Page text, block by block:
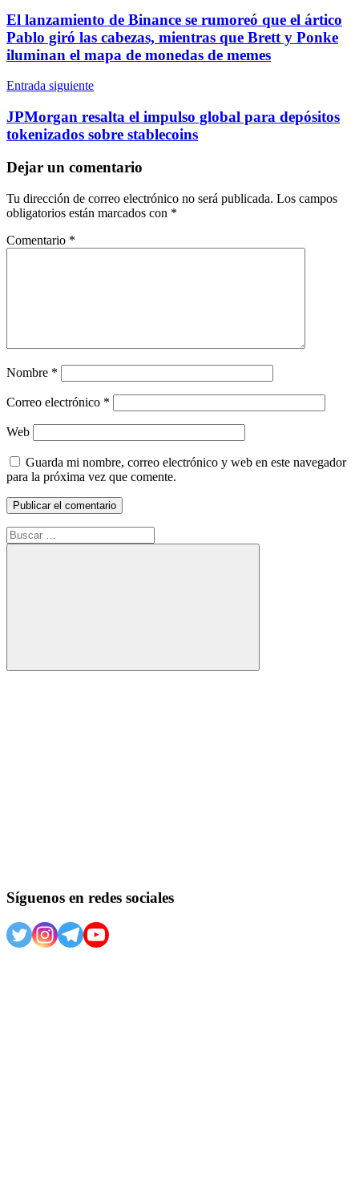
de
entradas
El lanzamiento de Binance se rumoreó que el ártico
Pablo giró las cabezas, mientras que Brett y Ponke
iluminan el mapa de monedas de memes
Entrada siguiente
JPMorgan resalta el impulso global para depósitos
tokenizados sobre stablecoins
Dejar un comentario
Tu dirección de correo electrónico no será publicada. Los campos
obligatorios están marcados con *
Comentario *
Nombre *
Correo electrónico *
Web
Guarda mi nombre, correo electrónico y web en este navegador
para la próxima vez que comente.
Buscar:
Buscar
Síguenos en redes sociales